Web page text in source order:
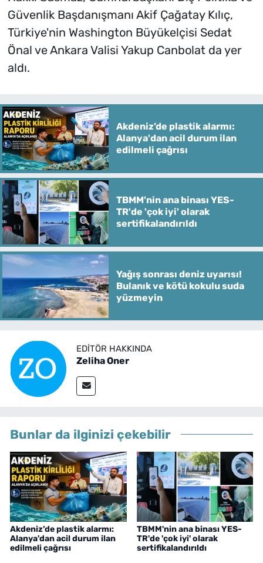
Güvenlik Başdanışmanı Akif Çağatay Kılıç,
Türkiye'nin Washington Büyükelçisi Sedat
Önal ve Ankara Valisi Yakup Canbolat da yer
aldı.
Akdeniz’de plastik alarmı:
Alanya'dan acil durum ilan
edilmeli çağrısı
TBMM'nin ana binası YES-
TR'de 'çok iyi' olarak
sertifikalandırıldı
Yağış sonrası deniz uyarısı!
Bulanık ve kötü kokulu suda
yüzmeyin
EDITÖR HAKKINDA
Zeliha Oner
Bunlar da ilginizi çekebilir
Akdeniz’de plastik alarmı:
Alanya'dan acil durum ilan
edilmeli çağrısı
TBMM'nin ana binası YES-
TR'de 'çok iyi' olarak
sertifikalandırıldı